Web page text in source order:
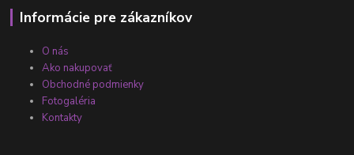
Informácie pre zákazníkov
O nás
Ako nakupovať
Obchodné podmienky
Fotogaléria
Kontakty